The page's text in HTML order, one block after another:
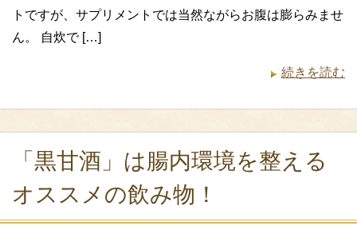
トですが、サプリメントでは当然ながらお腹は膨らみませ
ん。 自炊で […]
続きを読む
「黒甘酒」は腸内環境を整える
オススメの飲み物！